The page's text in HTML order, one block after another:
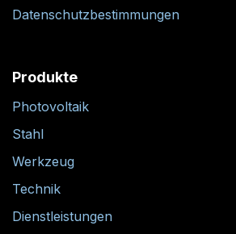
Datenschutzbestimmungen
Produkte
Photovoltaik
Stahl
Werkzeug
Technik
Dienstleistungen